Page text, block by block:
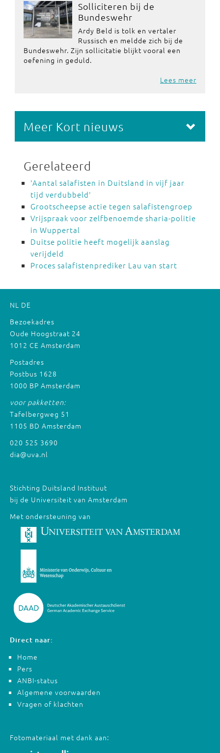
Solliciteren bij de
Bundeswehr
Ardy Beld is tolk en vertaler
Russisch en meldde zich bij de
Bundeswehr. Zijn sollicitatie blijkt vooral een
oefening in geduld.
Lees meer
Meer Kort nieuws
Gerelateerd
'Aantal salafisten in Duitsland in vijf jaar
tijd verdubbeld'
Grootscheepse actie tegen salafistengroep
Vrijspraak voor zelfbenoemde sharia-politie
in Wuppertal
Duitse politie heeft mogelijk aanslag
verijdeld
Proces salafistenprediker Lau van start
NL DE
Bezoekadres
Oude Hoogstraat 24
1012 CE Amsterdam
Postadres
Postbus 1628
1000 BP Amsterdam
voor pakketten:
Tafelbergweg 51
1105 BD Amsterdam
020 525 3690
dia@uva.nl
Stichting Duitsland Instituut
bij de Universiteit van Amsterdam
Met ondersteuning van
Direct naar:
Home
Pers
ANBI-status
Algemene voorwaarden
Vragen of klachten
Fotomateriaal met dank aan: